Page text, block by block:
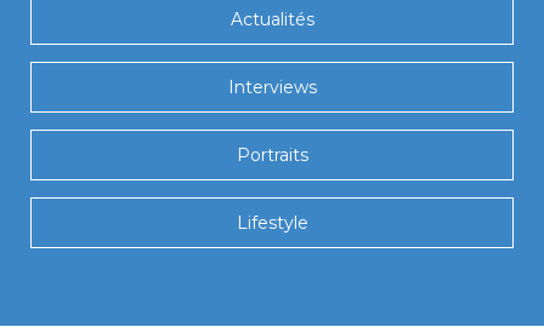
Actualités
Interviews
Portraits
Lifestyle